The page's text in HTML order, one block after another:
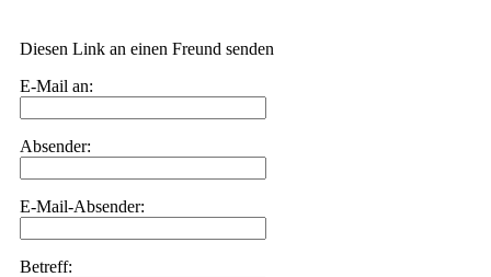
Diesen Link an einen Freund senden
E-Mail an:
Absender:
E-Mail-Absender:
Betreff: